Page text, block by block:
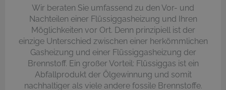
Wir beraten Sie umfassend zu den Vor- und
Nachteilen einer Flüssiggasheizung und Ihren
Möglichkeiten vor Ort. Denn prinzipiell ist der
einzige Unterschied zwischen einer herkömmlichen
Gasheizung und einer Flüssiggasheizung der
Brennstoff. Ein großer Vorteil: Flüssiggas ist ein
Abfallprodukt der Ölgewinnung und somit
nachhaltiger als viele andere fossile Brennstoffe.